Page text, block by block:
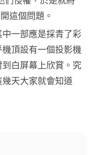
這個問題。
一部應是採青了彩
頂設有一個投影機
白屏幕上欣賞。究
天大家就會知道